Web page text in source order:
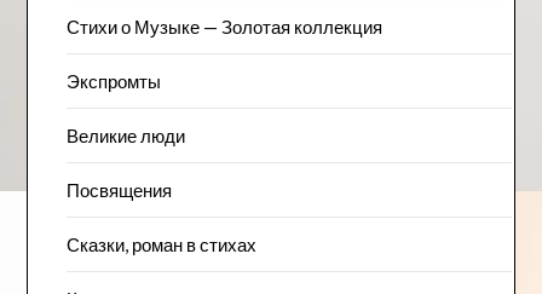
Стихи о Музыке — Золотая коллекция
Экспромты
Великие люди
Посвящения
Сказки, роман в стихах